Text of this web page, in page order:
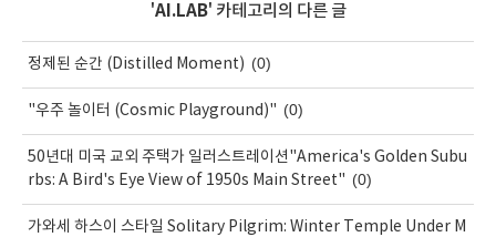
'AI.LAB' 카테고리의 다른 글
정제된 순간 (Distilled Moment) (0)
"우주 놀이터 (Cosmic Playground)" (0)
50년대 미국 교외 주택가 일러스트레이션"America's Golden Subu
rbs: A Bird's Eye View of 1950s Main Street" (0)
가와세 하스이 스타일 Solitary Pilgrim: Winter Temple Under M